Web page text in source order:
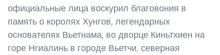
официальные лица воскурил благовония в
память о королях Хунгов, легендарных
основателях Вьетнама, во дворце Киньтхиен на
горе Нгиалинь в городе Вьетчи, северная